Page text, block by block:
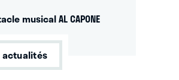
musical AL CAPONE
actualités